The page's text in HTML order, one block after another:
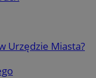
Urzędzie Miasta?